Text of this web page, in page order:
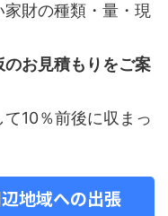
財の種類・量・現
お見積もりをご案
10％前後に収まっ
地域への出張